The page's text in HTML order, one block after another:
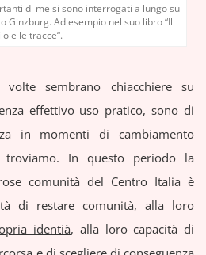
di me si sono interrogati a lungo su
Ginzburg. Ad esempio nel suo libro “Il
e le tracce“.
sembrano chiacchiere su
effettivo uso pratico, sono di
in momenti di cambiamento
In questo periodo la
comunità del Centro Italia è
di restare comunità, alla loro
identià, alla loro capacità di